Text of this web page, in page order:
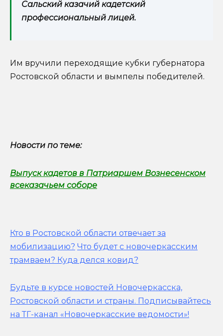
Сальский казачий кадетский
профессиональный лицей.
Им вручили переходящие кубки губернатора
Ростовской области и вымпелы победителей.
Новости по теме:
Выпуск кадетов в Патриаршем Вознесенском
всеказачьем соборе
Кто в Ростовской области отвечает за
мобилизацию? Что будет с новочеркасским
трамваем? Куда делся ковид?
Будьте в курсе новостей Новочеркасска,
Ростовской области и страны. Подписывайтесь
на ТГ-канал «Новочеркасские ведомости»!